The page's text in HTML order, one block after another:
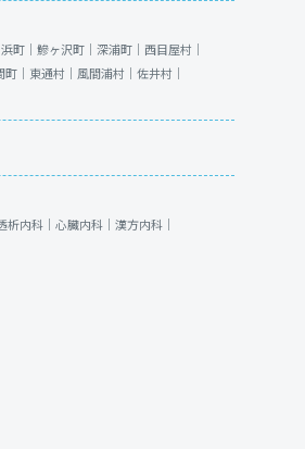
町｜ 鰺ヶ沢町｜ 深浦町｜ 西目屋村｜
｜ 東通村｜ 風間浦村｜ 佐井村｜
析内科｜ 心臓内科｜ 漢方内科｜